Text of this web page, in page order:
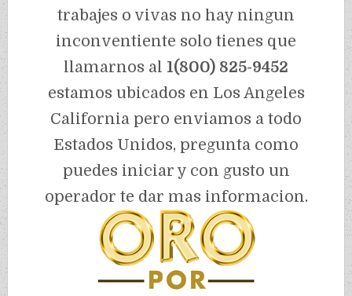
trabajes o vivas no hay ningun
inconventiente solo tienes que
llamarnos al 1(800) 825-9452
estamos ubicados en Los Angeles
California pero enviamos a todo
Estados Unidos, pregunta como
puedes iniciar y con gusto un
operador te dar mas informacion.